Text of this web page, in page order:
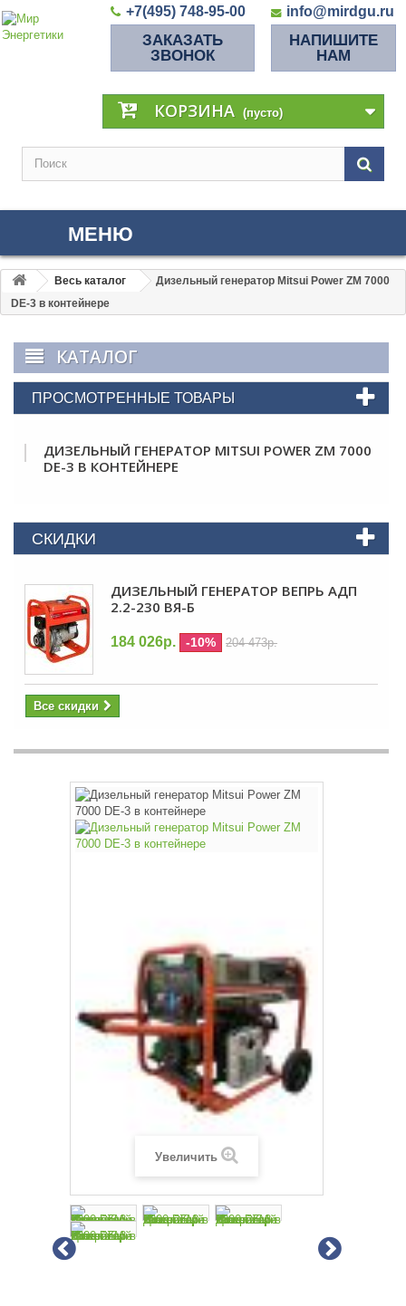
+7(495) 748-95-00 info@mirdgu.ru
ЗАКАЗАТЬ
ЗВОНОК
НАПИШИТЕ
НАМ
КОРЗИНА (пусто)
МЕНЮ
Весь каталог
Дизельный генератор Mitsui Power ZM 7000
DE-3 в контейнере
КАТАЛОГ
ПРОСМОТРЕННЫЕ ТОВАРЫ
ДИЗЕЛЬНЫЙ ГЕНЕРАТОР MITSUI POWER ZM 7000
DE-3 В КОНТЕЙНЕРЕ
СКИДКИ
ДИЗЕЛЬНЫЙ ГЕНЕРАТОР ВЕПРЬ АДП
2.2-230 ВЯ-Б
184 026р. -10% 204 473р.
Все скидки
Увеличить